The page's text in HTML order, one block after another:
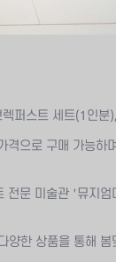
퍼스트 세트(1인
으로 구매 가능하
전문 미술관 '뮤
상품을 통해 봄